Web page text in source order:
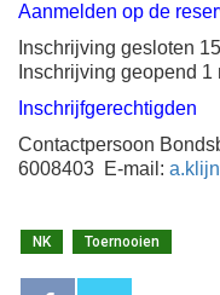
Aanmelden op de
Inschrijving gesloten
Inschrijving geopend 1
Inschrijfgerechtigden
Contactpersoon
6008403 E-mail:
NK Toernooien